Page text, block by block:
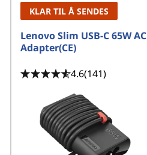
KLAR TIL Å SENDES
Lenovo Slim USB-C 65W AC
Adapter(CE)
4.6(141)